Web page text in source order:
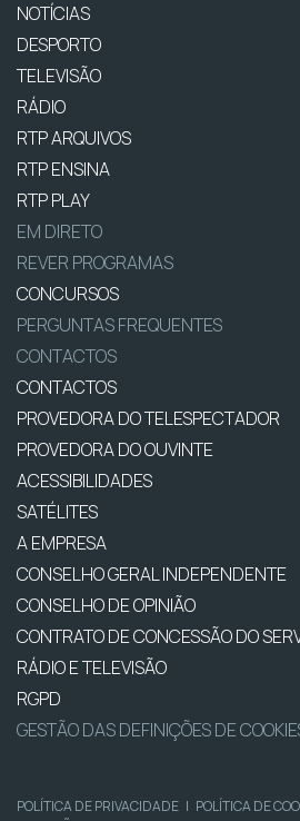
NOTÍCIAS
DESPORTO
TELEVISÃO
RÁDIO
RTP ARQUIVOS
RTP ENSINA
RTP PLAY
EM DIRETO
REVER PROGRAMAS
CONCURSOS
PERGUNTAS FREQUENTES
CONTACTOS
CONTACTOS
PROVEDORA DO TELESPECTADOR
PROVEDORA DO OUVINTE
ACESSIBILIDADES
SATÉLITES
A EMPRESA
CONSELHO GERAL INDEPENDENTE
CONSELHO DE OPINIÃO
CONTRATO DE CONCESSÃO DO
RÁDIO E TELEVISÃO
RGPD
GESTÃO DAS DEFINIÇÕES DE
POLÍTICA DE PRIVACIDADE | POLÍTICA DE